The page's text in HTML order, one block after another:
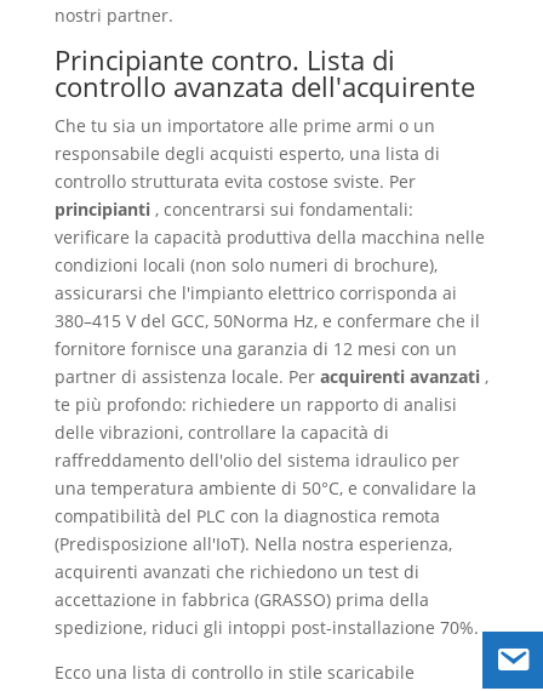
nostri partner.
Principiante contro. Lista di
controllo avanzata dell'acquirente
Che tu sia un importatore alle prime armi o un
responsabile degli acquisti esperto, una lista di
controllo strutturata evita costose sviste. Per
principianti , concentrarsi sui fondamentali:
verificare la capacità produttiva della macchina nelle
condizioni locali (non solo numeri di brochure),
assicurarsi che l'impianto elettrico corrisponda ai
380–415 V del GCC, 50Norma Hz, e confermare che il
fornitore fornisce una garanzia di 12 mesi con un
partner di assistenza locale. Per acquirenti avanzati ,
te più profondo: richiedere un rapporto di analisi
delle vibrazioni, controllare la capacità di
raffreddamento dell'olio del sistema idraulico per
una temperatura ambiente di 50°C, e convalidare la
compatibilità del PLC con la diagnostica remota
(Predisposizione all'IoT). Nella nostra esperienza,
acquirenti avanzati che richiedono un test di
accettazione in fabbrica (GRASSO) prima della
spedizione, riduci gli intoppi post-installazione 70%.
Ecco una lista di controllo in stile scaricabile